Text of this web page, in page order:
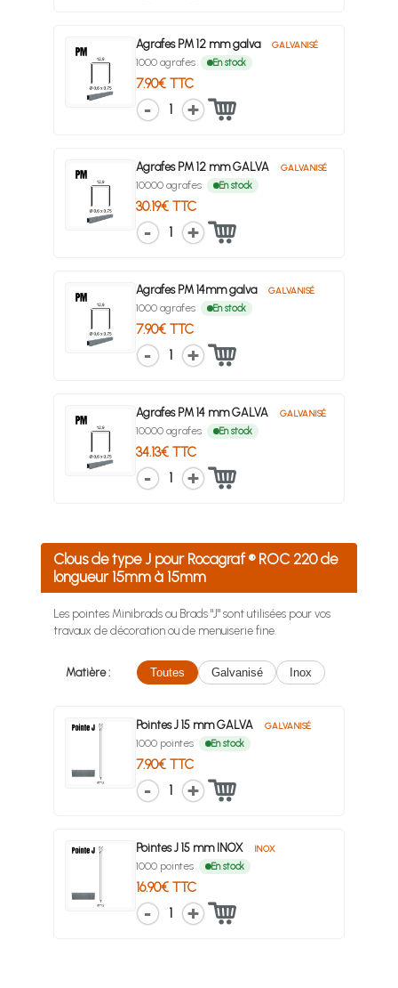
Agrafes PM 12 mm galva GALVANISÉ
1000 agrafes En stock
7.90€ TTC
1
Agrafes PM 12 mm GALVA GALVANISÉ
10000 agrafes En stock
30.19€ TTC
1
Agrafes PM 14mm galva GALVANISÉ
1000 agrafes En stock
7.90€ TTC
1
Agrafes PM 14 mm GALVA GALVANISÉ
10000 agrafes En stock
34.13€ TTC
1
Clous de type J pour Rocagraf ® ROC 220 de
longueur 15mm à 15mm
Les pointes Minibrads ou Brads "J" sont utilisées pour vos
travaux de décoration ou de menuiserie fine.
Matière : Toutes Galvanisé Inox
Pointes J 15 mm GALVA GALVANISÉ
1000 pointes En stock
7.90€ TTC
1
Pointes J 15 mm INOX INOX
1000 pointes En stock
16.90€ TTC
1